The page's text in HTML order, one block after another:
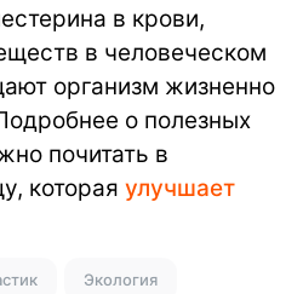
в крови,
в человеческом
организм жизненно
о полезных
почитать в
которая улучшает
Экология